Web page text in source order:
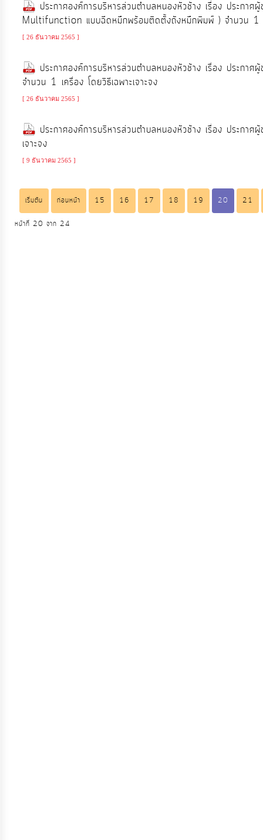
ประกาศองค์การบริหารส่วนตำบลหนองหัวช้าง เรื่อง ประกา
Multifunction แบบฉีดหมึกพร้อมติดตั้งถังหมึกพิมพ์ ) จำนวน 1 เ
[ 26 ธันวาคม 2565 ]
ประกาศองค์การบริหารส่วนตำบลหนองหัวช้าง เรื่อง ประกา
จำนวน 1 เครื่อง โดยวิธีเฉพาะเจาะจง
[ 26 ธันวาคม 2565 ]
ประกาศองค์การบริหารส่วนตำบลหนองหัวช้าง เรื่อง ประกา
เจาะจง
[ 9 ธันวาคม 2565 ]
เริ่มต้น ก่อนหน้า 15 16 17 18 19 20 21
หน้าที่ 20 จาก 24